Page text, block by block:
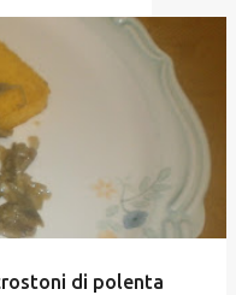
di polenta